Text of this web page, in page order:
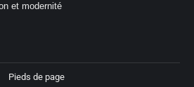
et modernité
Pieds de page